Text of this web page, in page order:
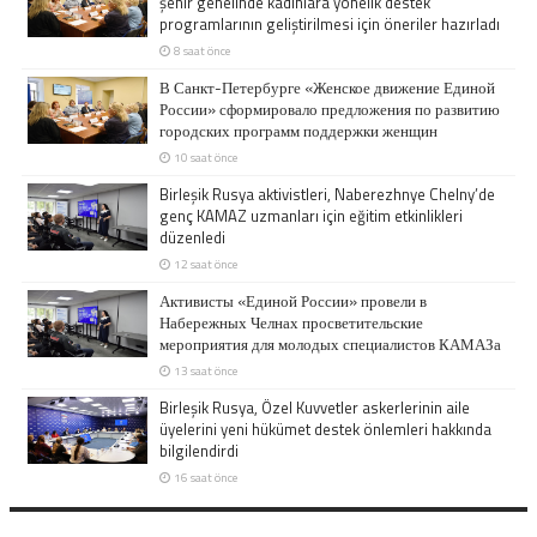
programlarının geliştirilmesi için öneriler hazırladı
8 saat önce
В Санкт-Петербурге «Женское движение Единой
России» сформировало предложения по развитию
городских программ поддержки женщин
10 saat önce
Birleşik Rusya aktivistleri, Naberezhnye Chelny’de
genç KAMAZ uzmanları için eğitim etkinlikleri
düzenledi
12 saat önce
Активисты «Единой России» провели в
Набережных Челнах просветительские
мероприятия для молодых специалистов КАМАЗа
13 saat önce
Birleşik Rusya, Özel Kuvvetler askerlerinin aile
üyelerini yeni hükümet destek önlemleri hakkında
bilgilendirdi
16 saat önce